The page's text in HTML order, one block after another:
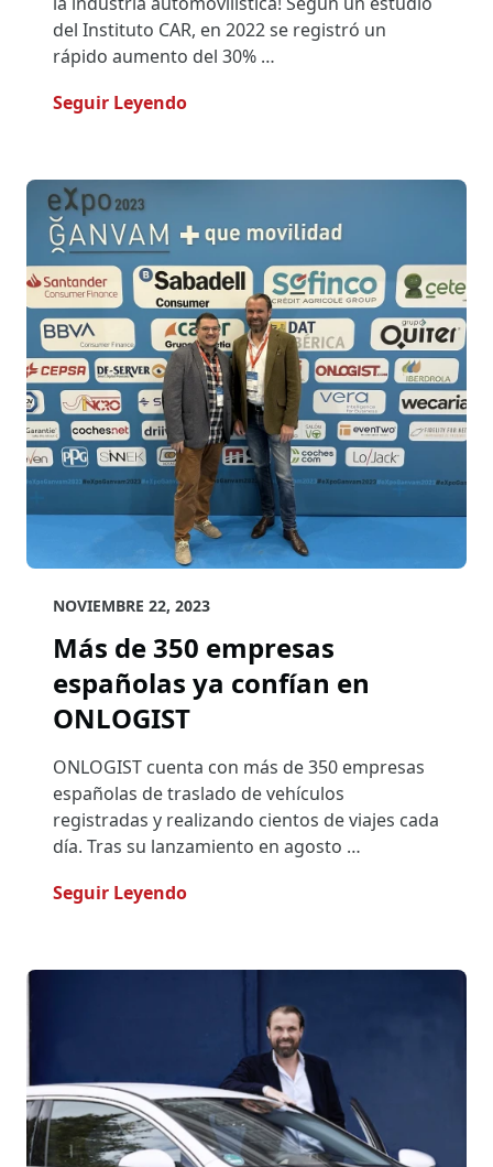
del Instituto CAR, en 2022 se registró un
rápido aumento del 30% …
Seguir Leyendo- ONLOGIST Y FINN: Éxito Del
NOVIEMBRE 22, 2023
Más de 350 empresas
españolas ya confían en
ONLOGIST
ONLOGIST cuenta con más de 350 empresas
españolas de traslado de vehículos
registradas y realizando cientos de viajes cada
día. Tras su lanzamiento en agosto …
Seguir Leyendo- Más De 350 Empresas Españolas